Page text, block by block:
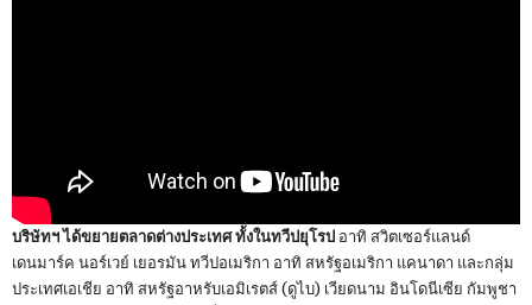
บริษัทฯ ได้ขยายตลาดต่างประเทศ ทั้งในทวีปยุโรป อาทิ สวิตเซอร์แลนด์
เดนมาร์ค นอร์เวย์ เยอรมัน ทวีปอเมริกา อาทิ สหรัฐอเมริกา แคนาดา และกลุ่ม
ประเทศเอเชีย อาทิ สหรัฐอาหรับเอมิเรตส์ (ดูไบ) เวียดนาม อินโดนีเซีย กัมพูชา